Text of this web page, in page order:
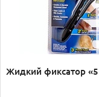
Жидкий фиксатор